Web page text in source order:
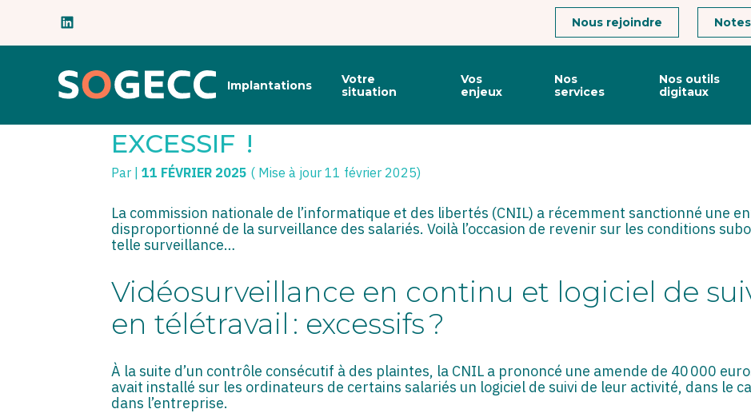
Nous rejoindre
Aller
Principal
Implantations
Votre
situation
Vos
enjeux
Nos
services
Nos outils
digitaux
EXCESSIF !
Par |11 FÉVRIER 2025 ( Mise à jour 11 février 2025)
La commission nationale de l’informatique et des libertés (CNIL) a récemment sanctionné une
disproportionné de la surveillance des salariés. Voilà l’occasion de revenir sur les conditions
telle surveillance…
Vidéosurveillance en continu et logiciel de
en télétravail : excessifs ?
À la suite d’un contrôle consécutif à des plaintes, la CNIL a prononcé une amende de 40 000
avait installé sur les ordinateurs de certains salariés un logiciel de suivi de leur activité, dans le
dans l’entreprise.